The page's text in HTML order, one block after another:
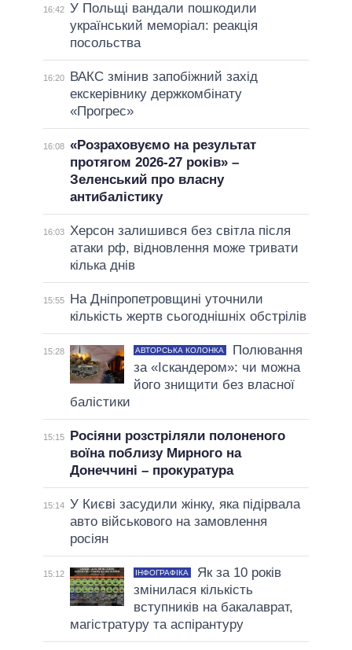
16:42 У Польщі вандали пошкодили
український меморіал: реакція
посольства
16:20
ВАКС змінив запобіжний захід
екскерівнику держкомбінату
«Прогрес»
16:08 «Розраховуємо на результат
протягом 2026-27 років» –
Зеленський про власну
антибалістику
16:03 Херсон залишився без світла після
атаки рф, відновлення може тривати
кілька днів
15:55
На Дніпропетровщині уточнили
кількість жертв сьогоднішніх обстрілів
15:28 АВТОРСЬКА КОЛОНКА
Полювання
за «Іскандером»: чи можна
його знищити без власної
балістики
15:15
Росіяни розстріляли полоненого
воїна поблизу Мирного на
Донеччині – прокуратура
15:14 У Києві засудили жінку, яка підірвала
авто військового на замовлення
росіян
15:12 ІНФОГРАФІКА
Як за 10 років
змінилася кількість
вступників на бакалаврат,
магістратуру та аспірантуру